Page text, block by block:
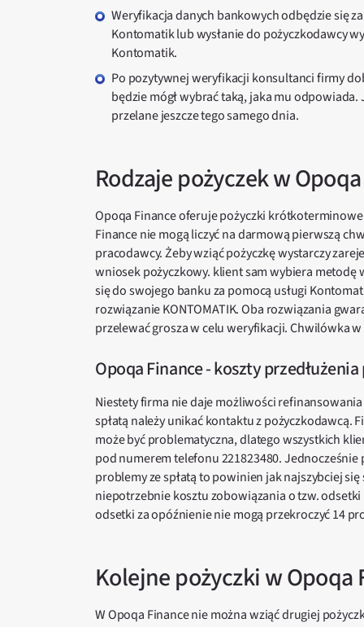
Weryfikacja danych bankowych odbędzie się za pomocą zalogowania do konta bankowego przez usługę
Kontomatik lub wysłanie do pożyczkodawcy
Kontomatik.
Po pozytywnej weryfikacji konsultanci firmy dobiorą dla klienta indywidualne oferty pożyczek, z których ten
będzie mógł wybrać taką, jaka mu
przelane jeszcze tego samego dnia.
Rodzaje pożyczek w
Opoqa Finance oferuje pożyczki krótkoterminowe
Finance nie mogą liczyć na darmową pierwszą
pracodawcy. Żeby wziąć pożyczkę wystarczy
wniosek pożyczkowy. klient sam wybiera
się do swojego banku za pomocą usługi
rozwiązanie KONTOMATIK. Oba rozwiązania
przelewać grosza w celu weryfikacji. Chwilówka
Opoqa Finance - koszty
Niestety firma nie daje możliwości
spłatą należy unikać kontaktu z pożyczkodawcą.
może być problematyczna, dlatego wszystkich
pod numerem telefonu 221823480.
problemy ze spłatą to powinien jak najszybciej
niepotrzebnie kosztu zobowiązania o tzw.
odsetki za opóźnienie nie mogą przekroczyć 14
Kolejne pożyczki w Opoqa
W Opoqa Finance nie można wziąć drugiej